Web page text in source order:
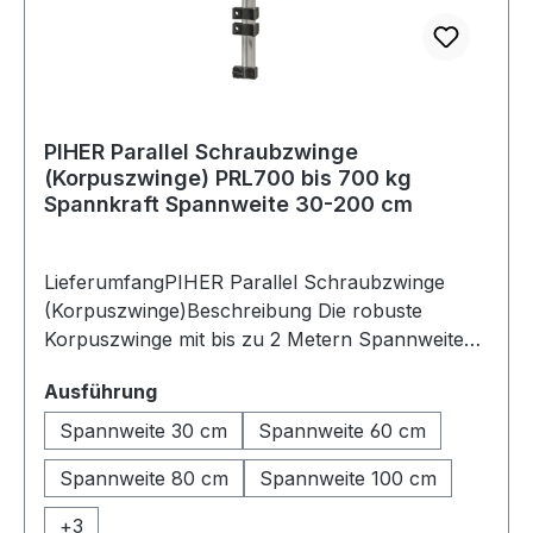
PIHER Parallel Schraubzwinge
(Korpuszwinge) PRL700 bis 700 kg
Spannkraft Spannweite 30-200 cm
LieferumfangPIHER Parallel Schraubzwinge
(Korpuszwinge)Beschreibung Die robuste
Korpuszwinge mit bis zu 2 Metern Spannweite
ideale Lösung für den professionellen Möbel-,
Innenausbau- und Holzbau. Dank der großen,
parallel geführten Spannbacken mit
nylonbeschichteten Auflageflächen wird der
Druck gleichmäßig verteilt und das Material
Ausführungauswählen
Spannweite 30 cm
Spannweite 60 cm
Spannweite 80 cm
Spannweite 100 cm
+3